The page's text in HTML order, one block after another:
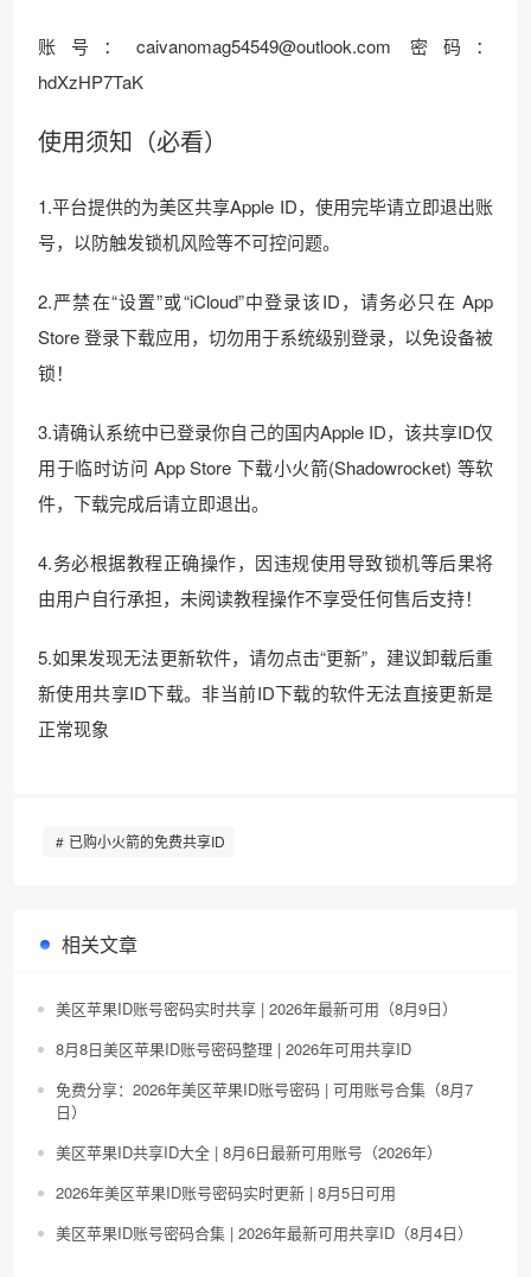
账号： caivanomag54549@outlook.com 密码：
hdXzHP7TaK
使用须知（必看）
1.平台提供的为美区共享Apple ID，使用完毕请立即退出账
号，以防触发锁机风险等不可控问题。
2.严禁在“设置”或“iCloud”中登录该ID，请务必只在 App
Store 登录下载应用，切勿用于系统级别登录，以免设备被
锁！
3.请确认系统中已登录你自己的国内Apple ID，该共享ID仅
用于临时访问 App Store 下载小火箭(Shadowrocket) 等软
件，下载完成后请立即退出。
4.务必根据教程正确操作，因违规使用导致锁机等后果将
由用户自行承担，未阅读教程操作不享受任何售后支持！
5.如果发现无法更新软件，请勿点击“更新”，建议卸载后重
新使用共享ID下载。非当前ID下载的软件无法直接更新是
正常现象
已购小火箭的免费共享ID
相关文章
美区苹果ID账号密码实时共享 | 2026年最新可用（8月9日）
8月8日美区苹果ID账号密码整理 | 2026年可用共享ID
免费分享：2026年美区苹果ID账号密码 | 可用账号合集（8月7
日）
美区苹果ID共享ID大全 | 8月6日最新可用账号（2026年）
2026年美区苹果ID账号密码实时更新 | 8月5日可用
美区苹果ID账号密码合集 | 2026年最新可用共享ID（8月4日）